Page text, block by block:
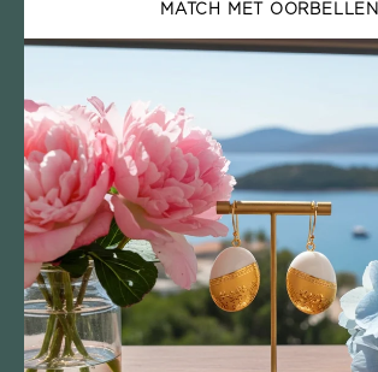
MATCH MET OORBELLEN